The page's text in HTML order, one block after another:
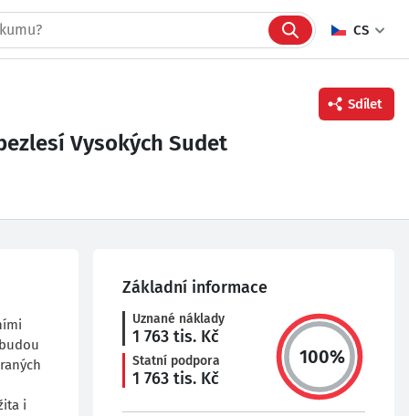
CS
Twitter
Sdílet
Vysokých Sudet
i
Základní informace
Uznané náklady
1 763 tis. Kč
Statní podpora
1 763 tis. Kč
100%